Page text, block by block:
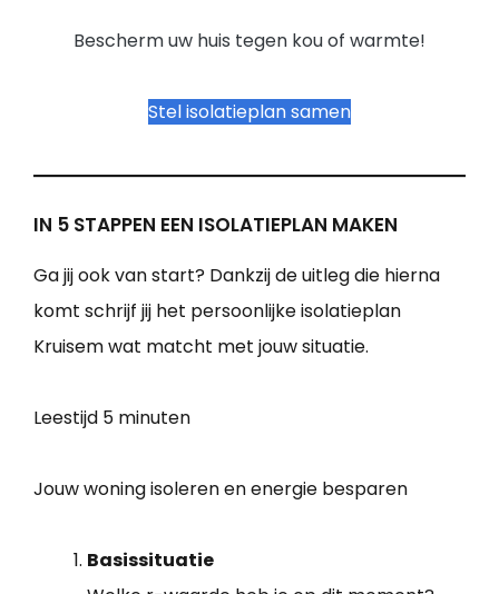
Bescherm uw huis tegen kou of warmte!
Stel isolatieplan samen
IN 5 STAPPEN EEN ISOLATIEPLAN MAKEN
Ga jij ook van start? Dankzij de uitleg die hierna
komt schrijf jij het persoonlijke isolatieplan
Kruisem wat matcht met jouw situatie.
Leestijd 5 minuten
Jouw woning isoleren en energie besparen
Basissituatie